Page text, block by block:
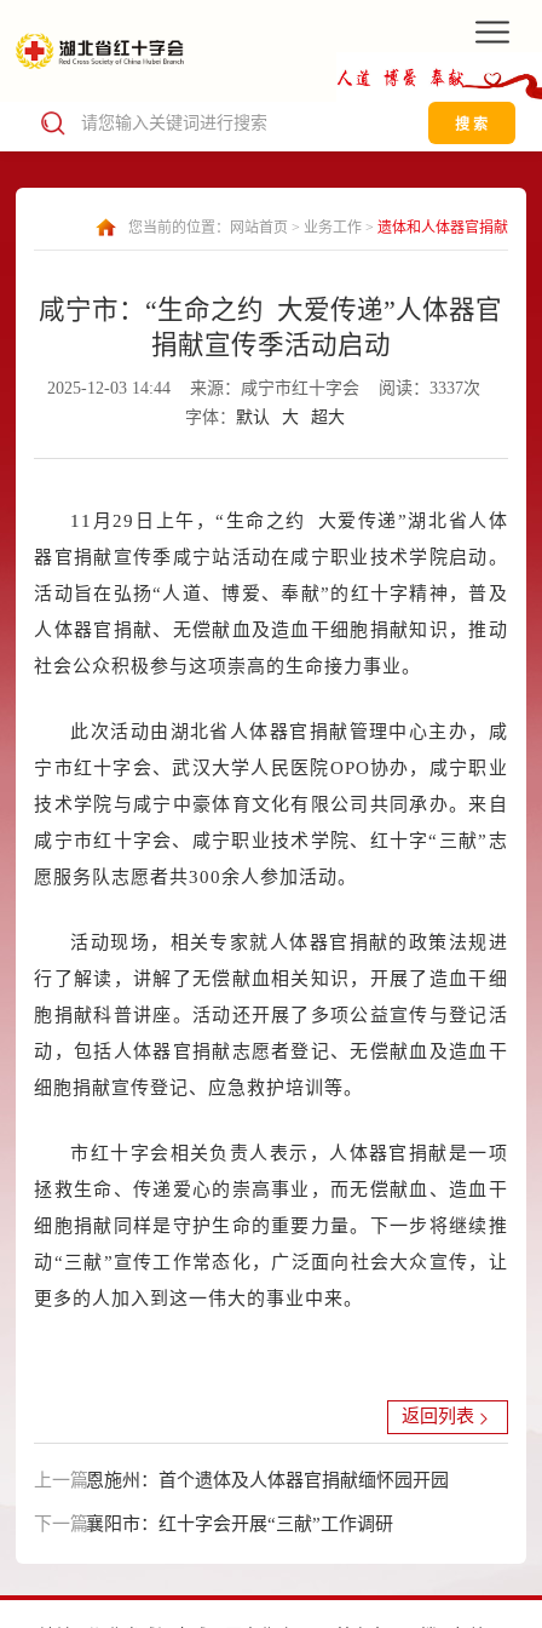
搜 索
您当前的位置： 网站首页 > 业务工作> 遗体和人体器官捐献
咸宁市：“生命之约 大爱传递”人体器官
捐献宣传季活动启动
2025-12-03 14:44 来源：咸宁市红十字会
阅读：3337次
字体： 默认 大 超大
11月29日上午，“生命之约 大爱传递”湖北省人体
器官捐献宣传季咸宁站活动在咸宁职业技术学院启动。
活动旨在弘扬“人道、博爱、奉献”的红十字精神，普及
人体器官捐献、无偿献血及造血干细胞捐献知识，推动
社会公众积极参与这项崇高的生命接力事业。
此次活动由湖北省人体器官捐献管理中心主办，咸
宁市红十字会、武汉大学人民医院OPO协办，咸宁职业
技术学院与咸宁中豪体育文化有限公司共同承办。来自
咸宁市红十字会、咸宁职业技术学院、红十字“三献”志
愿服务队志愿者共300余人参加活动。
活动现场，相关专家就人体器官捐献的政策法规进
行了解读，讲解了无偿献血相关知识，开展了造血干细
胞捐献科普讲座。活动还开展了多项公益宣传与登记活
动，包括人体器官捐献志愿者登记、无偿献血及造血干
细胞捐献宣传登记、应急救护培训等。
市红十字会相关负责人表示，人体器官捐献是一项
拯救生命、传递爱心的崇高事业，而无偿献血、造血干
细胞捐献同样是守护生命的重要力量。下一步将继续推
动“三献”宣传工作常态化，广泛面向社会大众宣传，让
更多的人加入到这一伟大的事业中来。
上一篇：恩施州：首个遗体及人体器官捐献缅怀园开园
下一篇：襄阳市：红十字会开展“三献”工作调研
返回列表